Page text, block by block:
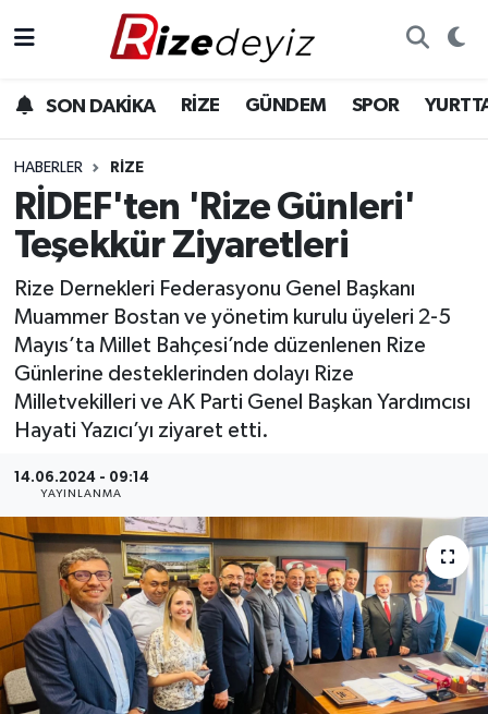
SON DAKİKA RİZE GÜNDEM SPOR
HABERLER RIZE
RİDEF'ten 'Rize Günleri'
Teşekkür Ziyaretleri
Rize Dernekleri Federasyonu Genel Başkanı
Muammer Bostan ve yönetim kurulu üyeleri 2-5
Mayıs’ta Millet Bahçesi’nde düzenlenen Rize
Günlerine desteklerinden dolayı Rize
Milletvekilleri ve AK Parti Genel Başkan Yardımcısı
Hayati Yazıcı’yı ziyaret etti.
14.06.2024 - 09:14
YAYINLANMA
Gündem
Yurttan Haberler
Ekonomi
Teknoloji
Rize Hava Durumu
Rize Trafik Yoğunluk Haritası
Süper Lig Puan Durumu ve Fikstür
Tüm Manşetler
Son Dakika Haberleri